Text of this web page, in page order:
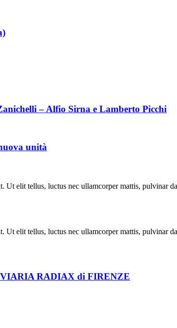
– Alfio Sirna e Lamberto Picchi
unità
Ut elit tellus, luctus nec ullamcorper mattis, pulvinar
Ut elit tellus, luctus nec ullamcorper mattis, pulvinar
RADIAX di FIRENZE